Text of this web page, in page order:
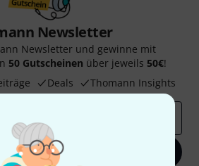
Newsletter
Newsletter und gewinne mit
50 Gutscheinen über jeweils 50€!
Deals Thomann Insights
Jetzt anmelden